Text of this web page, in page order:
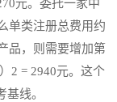
元。委托一家中
单类注册总费用约
品，则需要增加第
2 = 2940元。这个
线。